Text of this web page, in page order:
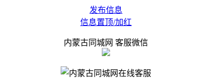
发布信息
信息置顶/加红
内蒙古同城网 客服微信